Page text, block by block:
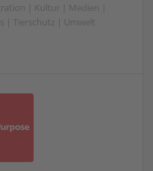
| Kultur | Medien |
| Tierschutz | Umwelt